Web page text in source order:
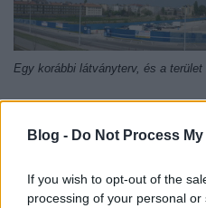
Blog - Do Not Process
If you wish to opt-out of the
processing of your personal
Egy korábbi látványterv, és a
TriGránit csoport már 2006 óta
és irodahelyiségre előszerződést
központokhoz képest magasabb